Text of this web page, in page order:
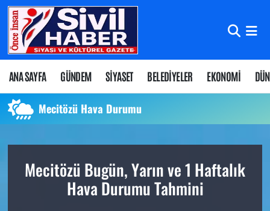
ANA SAYFA GÜNDEM SİYASET BELEDİYELER EKONOMİ
Mecitözü Hava Durumu
Mecitözü Bugün, Yarın ve 1 Haftalık
Hava Durumu Tahmini
Nöbetçi Eczaneler
Hava Durumu
Namaz Vakitleri
Süper Lig Puan Durumu ve Fikstür
Tüm Manşetler